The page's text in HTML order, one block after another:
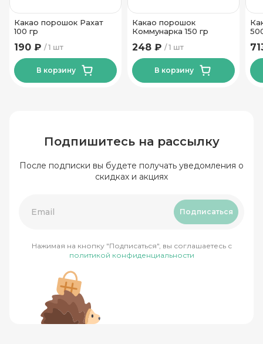
Какао порошок Рахат
100 гр
1 шт
190 ₽
В корзину
Какао порошок
Коммунарка 150 гр
1 шт
248 ₽
В корзину
Подпишитесь на рассылку
После подписки вы будете получать уведомления о
скидках и акциях
Подписаться
Нажимая на кнопку "Подписаться", вы соглашаетесь с
политикой конфиденциальности